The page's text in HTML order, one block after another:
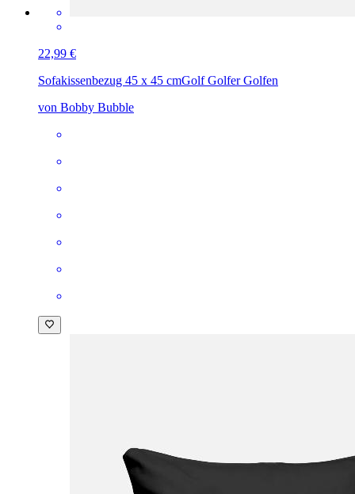
22,99 €
Sofakissenbezug 45 x 45 cmGolf Golfer Golfen
von Bobby Bubble